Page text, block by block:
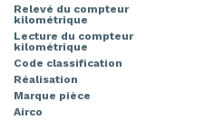
Relevé du compteur
kilométrique
Lecture du compteur
kilométrique
Code classification
Réalisation
Marque pièce
Airco